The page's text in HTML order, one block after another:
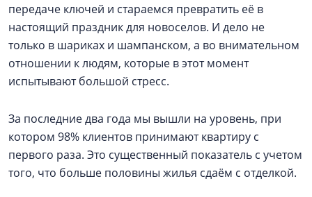
передаче ключей и стараемся превратить её в
настоящий праздник для новоселов. И дело не
только в шариках и шампанском, а во внимательном
отношении к людям, которые в этот момент
испытывают большой стресс.
За последние два года мы вышли на уровень, при
котором 98% клиентов принимают квартиру с
первого раза. Это существенный показатель с учетом
того, что больше половины жилья сдаём с отделкой.